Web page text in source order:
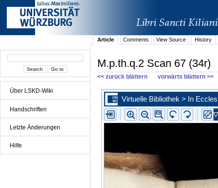
Über LSKD-Wiki
Handschriften
Letzte Änderungen
Hilfe
Article Comments View Source History
M.p.th.q.2 Scan 67 (34r)
<< zurück blättern vorwärts blättern >>